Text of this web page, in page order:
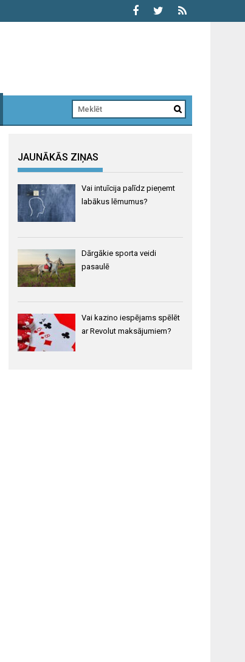
JAUNĀKĀS ZIŅAS
Vai intuīcija palīdz pieņemt
labākus lēmumus?
Dārgākie sporta veidi
pasaulē
Vai kazino iespējams spēlēt
ar Revolut maksājumiem?